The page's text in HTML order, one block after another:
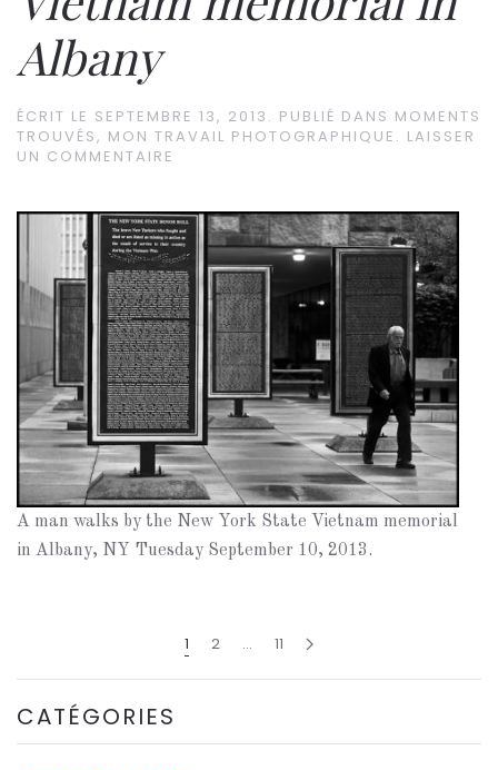
Albany
ÉCRIT LE SEPTEMBRE 13, 2013 . PUBLIÉ DANS MOMENTS
TROUVÉS, MON TRAVAIL PHOTOGRAPHIQUE . LAISSER
UN COMMENTAIRE
A man walks by the New York State Vietnam memorial
in Albany, NY Tuesday September 10, 2013.
1 2 … 11
CATÉGORIES